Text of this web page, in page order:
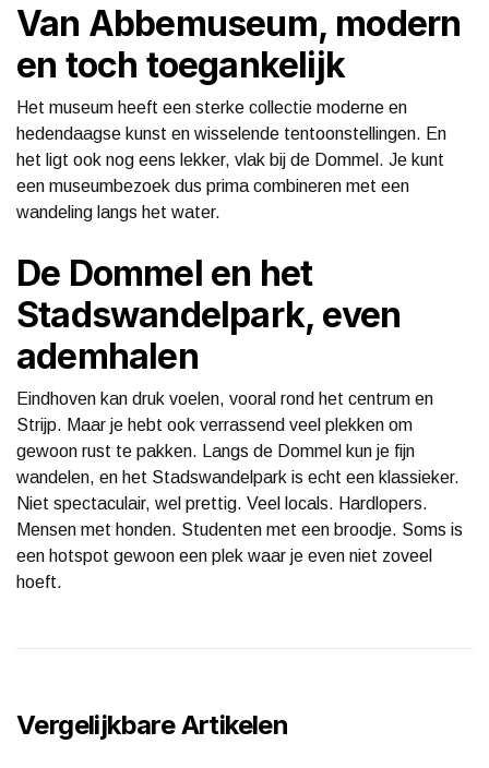
Van Abbemuseum, modern
en toch toegankelijk
Het museum heeft een sterke collectie moderne en
hedendaagse kunst en wisselende tentoonstellingen. En
het ligt ook nog eens lekker, vlak bij de Dommel. Je kunt
een museumbezoek dus prima combineren met een
wandeling langs het water.
De Dommel en het
Stadswandelpark, even
ademhalen
Eindhoven kan druk voelen, vooral rond het centrum en
Strijp. Maar je hebt ook verrassend veel plekken om
gewoon rust te pakken. Langs de Dommel kun je fijn
wandelen, en het Stadswandelpark is echt een klassieker.
Niet spectaculair, wel prettig. Veel locals. Hardlopers.
Mensen met honden. Studenten met een broodje. Soms is
een hotspot gewoon een plek waar je even niet zoveel
hoeft.
Vergelijkbare Artikelen